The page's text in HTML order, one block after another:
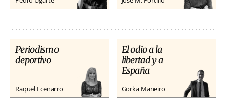
Periodismo
deportivo
Raquel Ecenarro
El odio a la
libertad y a
España
Gorka Maneiro